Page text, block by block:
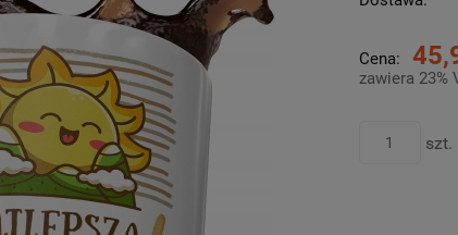
Cena:
zawiera 23%
szt.